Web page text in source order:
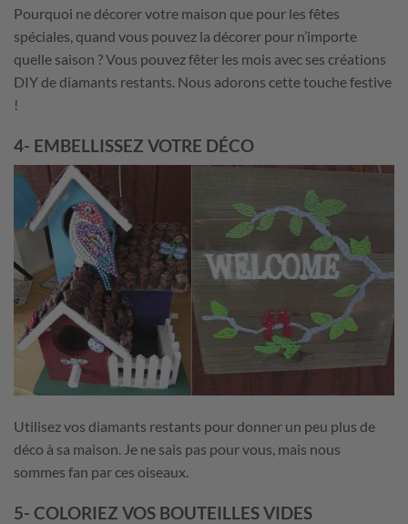
Pourquoi ne décorer votre maison que pour les fêtes
spéciales, quand vous pouvez la décorer pour n’importe
quelle saison ? Vous pouvez fêter les mois avec ses créations
DIY de diamants restants. Nous adorons cette touche festive
!
4- EMBELLISSEZ VOTRE DÉCO
Utilisez vos diamants restants pour donner un peu plus de
déco à sa maison. Je ne sais pas pour vous, mais nous
sommes fan par ces oiseaux.
5- COLORIEZ VOS BOUTEILLES VIDES